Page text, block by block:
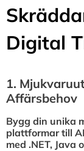
Digital
1.⁠
Affärsbehov
Bygg din unika
plattformar till
med .NET, Java